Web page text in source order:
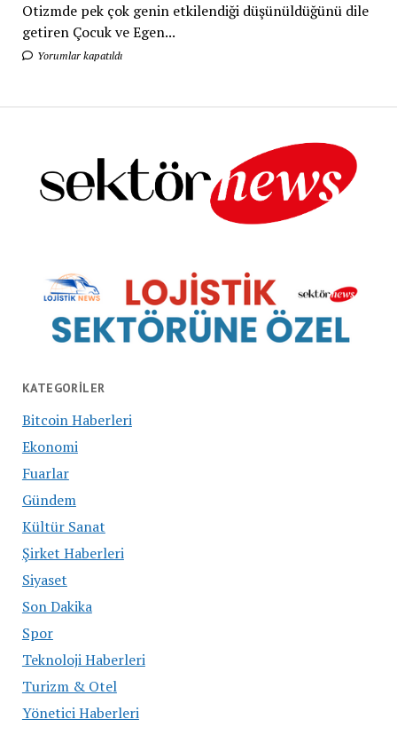
Otizmde pek çok genin etkilendiği düşünüldüğünü dile
getiren Çocuk ve Egen...
Yorumlar kapatıldı
KATEGORILER
Bitcoin Haberleri
Ekonomi
Fuarlar
Gündem
Kültür Sanat
Şirket Haberleri
Siyaset
Son Dakika
Spor
Teknoloji Haberleri
Turizm & Otel
Yönetici Haberleri